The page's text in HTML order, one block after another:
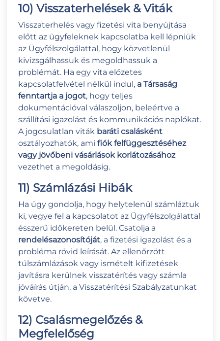
10) Visszaterhelések & Viták
Visszaterhelés vagy fizetési vita benyújtása
előtt az ügyfeleknek kapcsolatba kell lépniük
az Ügyfélszolgálattal, hogy közvetlenül
kivizsgálhassuk és megoldhassuk a
problémát. Ha egy vita előzetes
kapcsolatfelvétel nélkül indul, a Társaság
fenntartja a jogot, hogy teljes
dokumentációval válaszoljon, beleértve a
szállítási igazolást és kommunikációs naplókat.
A jogosulatlan viták baráti csalásként
osztályozhatók, ami fiók felfüggesztéséhez
vagy jövőbeni vásárlások korlátozásához
vezethet a megoldásig.
11) Számlázási Hibák
Ha úgy gondolja, hogy helytelenül számláztuk
ki, vegye fel a kapcsolatot az Ügyfélszolgálattal
ésszerű időkereten belül. Csatolja a
rendelésazonosítóját, a fizetési igazolást és a
probléma rövid leírását. Az ellenőrzött
túlszámlázások vagy ismételt kifizetések
javításra kerülnek visszatérítés vagy számla
jóváírás útján, a Visszatérítési Szabályzatunkat
követve.
12) Csalásmegelőzés &
Megfelelőség